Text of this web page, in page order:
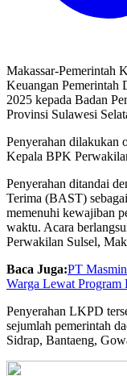
Makassar-Pemerintah
Keuangan Pemerintah
2025 kepada Badan
Provinsi Sulawesi
Penyerahan dilakukan
Kepala BPK
Penyerahan ditandai
Terima (BAST)
memenuhi kewajiban
waktu. Acara
Perwakilan Sulsel,
Baca Juga:PT
Warga Lewat
Penyerahan LKPD
sejumlah pemerintah
Sidrap, Bantaeng,